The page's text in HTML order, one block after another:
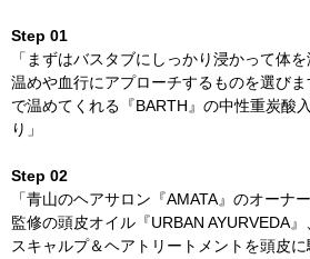
Step 01
「まずはバスタブにしっかり浸かって体
温めや血行にアプローチするものを選び
で温めてくれる『BARTH』の中性重炭酸
り」
Step 02
「青山のヘアサロン『AMATA』のオーナ
監修の頭皮オイル『URBAN AYURVEDA
スキャルプ＆ヘアトリートメントを頭皮